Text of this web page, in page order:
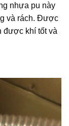
nhựa pu này
và rách. Được
được khí tốt và